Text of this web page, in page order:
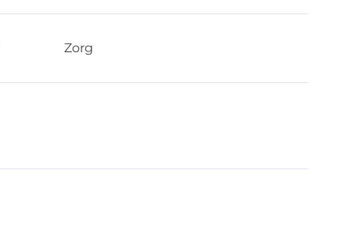
Zorg